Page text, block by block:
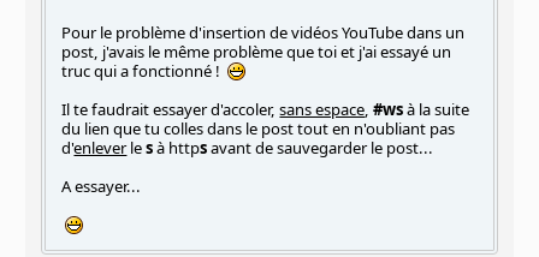
Pour le problème d'insertion de vidéos YouTube dans un
post, j'avais le même problème que toi et j'ai essayé un
truc qui a fonctionné !
Il te faudrait essayer d'accoler,sans espace,#wsà la suite
du lien que tu colles dans le post tout en n'oubliant pas
d'enleverlesà httpsavant de sauvegarder le post...
A essayer...